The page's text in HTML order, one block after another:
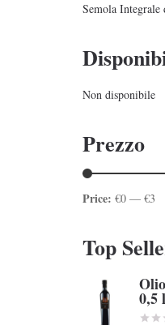
Semola
Non disponibile
Prezzo
Price: €0 — €3
Top
0,5 l